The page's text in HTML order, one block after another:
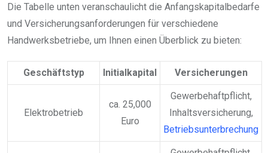
Die Tabelle unten veranschaulicht die Anfangskapitalbedarfe
und Versicherungsanforderungen für verschiedene
Handwerksbetriebe, um Ihnen einen Überblick zu bieten:
Geschäftstyp Initialkapital Versicherungen
Elektrobetrieb
ca. 25,000
Euro
Gewerbehaftpflicht,
Inhaltsversicherung,
Betriebsunterbrechung